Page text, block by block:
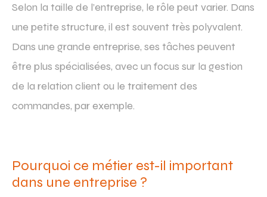
Selon la taille de l’entreprise, le rôle peut varier. Dans
une petite structure, il est souvent très polyvalent.
Dans une grande entreprise, ses tâches peuvent
être plus spécialisées, avec un focus sur la gestion
de la relation client ou le traitement des
commandes, par exemple.
Pourquoi ce métier est-il important
dans une entreprise ?